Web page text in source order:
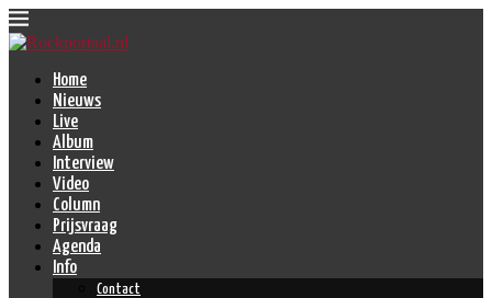
Home
Nieuws
Live
Album
Interview
Video
Column
Prijsvraag
Agenda
Info
Contact